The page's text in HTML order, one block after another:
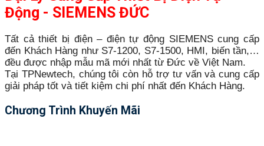
Động - SIEMENS ĐỨC
Tất cả thiết bị điện – điện tự động SIEMENS cung cấp
đến Khách Hàng như S7-1200, S7-1500, HMI, biến tần,…
đều được nhập mẫu mã mới nhất từ Đức về Việt Nam.
Tại TPNewtech, chúng tôi còn hỗ trợ tư vấn và cung cấp
giải pháp tốt và tiết kiệm chi phí nhất đến Khách Hàng.
Chương Trình Khuyến Mãi